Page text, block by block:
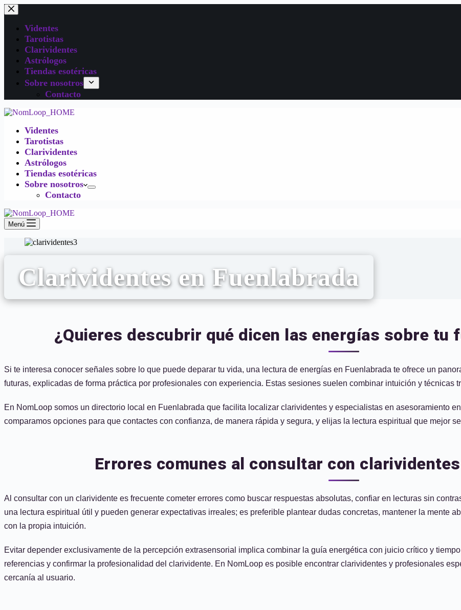
Videntes
Tarotistas
Clarividentes
Astrólogos
Tiendas esotéricas
Sobre nosotros
Contacto
Videntes
Tarotistas
Clarividentes
Astrólogos
Tiendas esotéricas
Sobre nosotros
Contacto
Menú
Clarividentes en Fuenlabrada
¿Quieres descubrir qué dicen las energías sobre tu
Si te interesa conocer señales sobre lo que puede deparar tu vida, una lectura de energías en Fuenlabrada te ofrece un
futuras, explicadas de forma práctica por profesionales con experiencia. Estas sesiones suelen combinar intuición y técnicas
En NomLoop somos un directorio local en Fuenlabrada que facilita localizar clarividentes y especialistas en asesoramiento
comparamos opciones para que contactes con confianza, de manera rápida y segura, y elijas la lectura espiritual que mejor
Errores comunes al consultar con
Al consultar con un clarividente es frecuente cometer errores como buscar respuestas absolutas, confiar en lecturas sin
una lectura espiritual útil y pueden generar expectativas irreales; es preferible plantear dudas concretas, mantener la mente
con la propia intuición.
Evitar depender exclusivamente de la percepción extrasensorial implica combinar la guía energética con juicio crítico y
referencias y confirmar la profesionalidad del clarividente. En NomLoop es posible encontrar clarividentes y profesionales
cercanía al usuario.